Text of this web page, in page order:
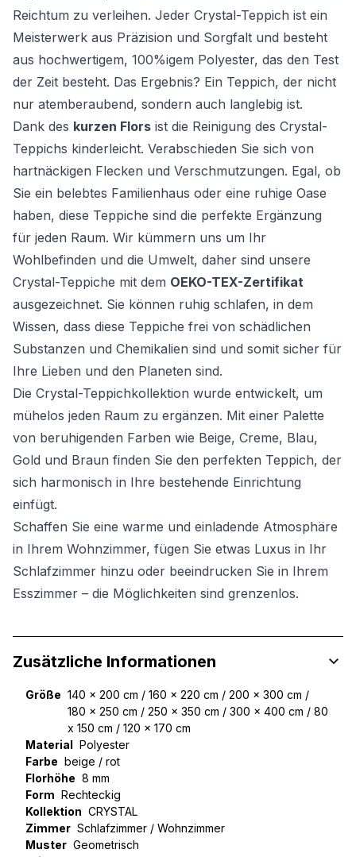
Reichtum zu verleihen. Jeder Crystal-Teppich ist ein
Meisterwerk aus Präzision und Sorgfalt und besteht
aus hochwertigem, 100%igem Polyester, das den Test
der Zeit besteht. Das Ergebnis? Ein Teppich, der nicht
nur atemberaubend, sondern auch langlebig ist.
Dank des kurzen Flors ist die Reinigung des Crystal-
Teppichs kinderleicht. Verabschieden Sie sich von
hartnäckigen Flecken und Verschmutzungen. Egal, ob
Sie ein belebtes Familienhaus oder eine ruhige Oase
haben, diese Teppiche sind die perfekte Ergänzung
für jeden Raum. Wir kümmern uns um Ihr
Wohlbefinden und die Umwelt, daher sind unsere
Crystal-Teppiche mit dem OEKO-TEX-Zertifikat
ausgezeichnet. Sie können ruhig schlafen, in dem
Wissen, dass diese Teppiche frei von schädlichen
Substanzen und Chemikalien sind und somit sicher für
Ihre Lieben und den Planeten sind.
Die Crystal-Teppichkollektion wurde entwickelt, um
mühelos jeden Raum zu ergänzen. Mit einer Palette
von beruhigenden Farben wie Beige, Creme, Blau,
Gold und Braun finden Sie den perfekten Teppich, der
sich harmonisch in Ihre bestehende Einrichtung
einfügt.
Schaffen Sie eine warme und einladende Atmosphäre
in Ihrem Wohnzimmer, fügen Sie etwas Luxus in Ihr
Schlafzimmer hinzu oder beeindrucken Sie in Ihrem
Esszimmer – die Möglichkeiten sind grenzenlos.
Zusätzliche Informationen
Größe 140 x 200 cm / 160 x 220 cm / 200 x 300 cm /
180 x 250 cm / 250 x 350 cm / 300 x 400 cm / 80
x 150 cm / 120 x 170 cm
Material Polyester
Farbe beige / rot
Florhöhe 8 mm
Form Rechteckig
Kollektion CRYSTAL
Zimmer Schlafzimmer / Wohnzimmer
Muster Geometrisch